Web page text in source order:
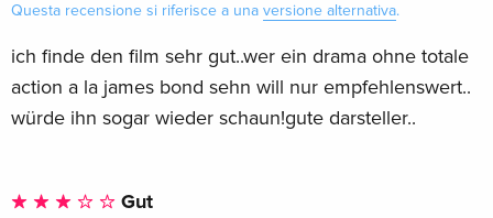
Questa recensione si riferisce a una versione alternativa.
ich finde den film sehr gut..wer ein drama ohne totale
action a la james bond sehn will nur empfehlenswert..
würde ihn sogar wieder schaun!gute darsteller..
Gut